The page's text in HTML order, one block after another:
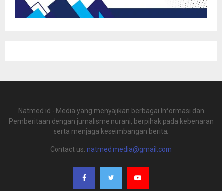
Natmed.id - Media yang menyajikan berbagai Informasi dan
Pemberitaan dengan jurnalisme nurani, berpihak pada kebenaran
serta menjaga keseimbangan berita.
Contact us: natmed.media@gmail.com